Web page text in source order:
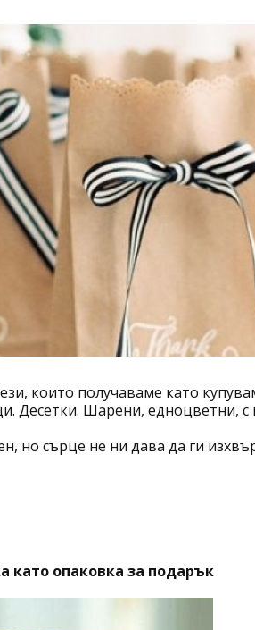
които получаваме като
Десетки. Шарени, едноцветни,
но сърце не ни дава да ги
като опаковка за подарък